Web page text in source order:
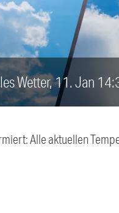
Wetter, 11. Jan
Alle aktuellen